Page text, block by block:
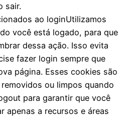
sair.
ao loginUtilizamos
você está logado, para que
dessa ação. Isso evita
fazer login sempre que
página. Esses cookies são
ou limpos quando
para garantir que você
apenas a recursos e áreas